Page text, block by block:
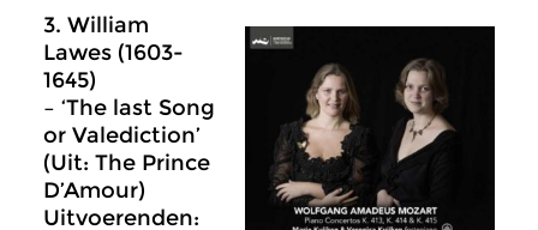
3. William
Lawes (1603-
1645)
– ‘The last Song
or Valediction’
(Uit: The Prince
D’Amour)
Uitvoerenden: